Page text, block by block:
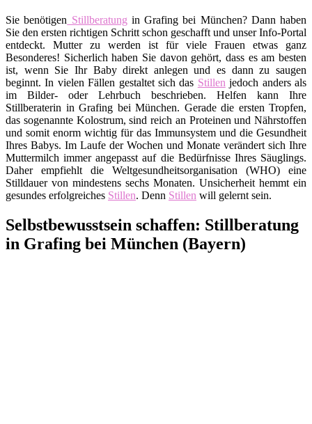
Sie benötigen Stillberatung in Grafing bei München? Dann haben
Sie den ersten richtigen Schritt schon geschafft und unser Info-Portal
entdeckt. Mutter zu werden ist für viele Frauen etwas ganz
Besonderes! Sicherlich haben Sie davon gehört, dass es am besten
ist, wenn Sie Ihr Baby direkt anlegen und es dann zu saugen
beginnt. In vielen Fällen gestaltet sich das Stillen jedoch anders als
im Bilder- oder Lehrbuch beschrieben. Helfen kann Ihre
Stillberaterin in Grafing bei München. Gerade die ersten Tropfen,
das sogenannte Kolostrum, sind reich an Proteinen und Nährstoffen
und somit enorm wichtig für das Immunsystem und die Gesundheit
Ihres Babys. Im Laufe der Wochen und Monate verändert sich Ihre
Muttermilch immer angepasst auf die Bedürfnisse Ihres Säuglings.
Daher empfiehlt die Weltgesundheitsorganisation (WHO) eine
Stilldauer von mindestens sechs Monaten. Unsicherheit hemmt ein
gesundes erfolgreiches Stillen. Denn Stillen will gelernt sein.
Selbstbewusstsein schaffen: Stillberatung
in Grafing bei München (Bayern)